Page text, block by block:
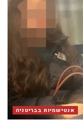
אנטישמיות בבריטניה